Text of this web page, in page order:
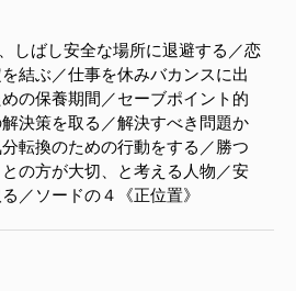
しばし安全な場所に退避する／恋
結ぶ／仕事を休みバカンスに出
の保養期間／セーブポイント的
決策を取る／解決すべき問題か
転換のための行動をする／勝つ
の方が大切、と考える人物／安
／ソードの４《正位置》